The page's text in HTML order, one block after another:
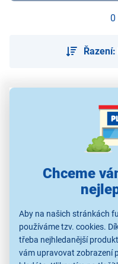
Chceme
Aby na našich stránkách
používáme tzv. cookies.
třeba nejhledanější
vám upravovat zobrazení
0
Použité obrázky jsou
mohou v průběhu času